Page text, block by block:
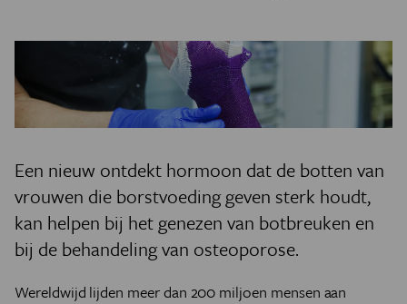
JONGE UITDAGERS
Een nieuw ontdekt hormoon dat de botten van
vrouwen die borstvoeding geven sterk houdt,
kan helpen bij het genezen van botbreuken en
bij de behandeling van osteoporose.
Wereldwijd lijden meer dan 200 miljoen mensen aan